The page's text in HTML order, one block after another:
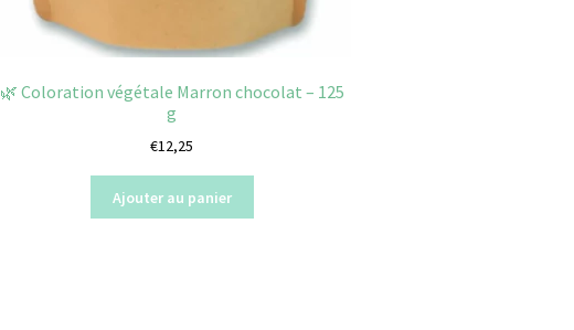
🌿 Coloration végétale Marron chocolat – 125
g
€12,25
Ajouter au panier